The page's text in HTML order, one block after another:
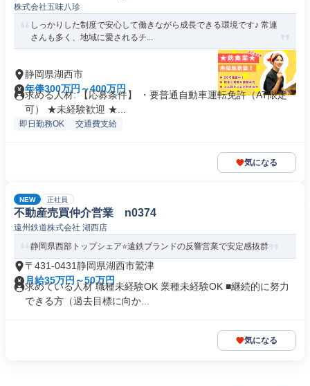
株式会社五味八珍
しっかりした制度で安心して働きながら成長できる環境です♪ 常連
さんも多く、地域に愛されるチ...
静岡県湖西市
年俸300万円～400万円
求める人材: 【応募条件】 ・要普通自動車運転免許（AT限定
可） ★未経験歓迎 ★...
即日勤務OK 交通費支給
気になる
NEW 正社員
不動産売買仲介営業 n0374
遠州鉄道株式会社 湖西店
静岡県西部トップシェア⭐️遠鉄ブランドの反響営業で安定感抜群
〒431-0431静岡県湖西市鷲津
月給35万円～50万円
求めている人材 職種未経験OK 業種未経験OK ■継続的に努力
できる方（過去目標に向か...
気になる